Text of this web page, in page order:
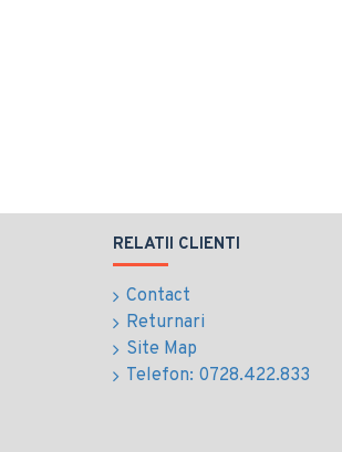
RELATII CLIENTI
Contact
Returnari
Site Map
Telefon: 0728.422.833